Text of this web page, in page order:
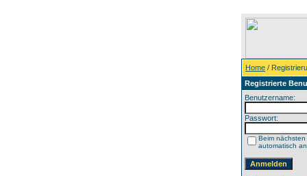
Home /
Registrierte
Benutzername:
Passwort:
Beim nächsten
automatisch